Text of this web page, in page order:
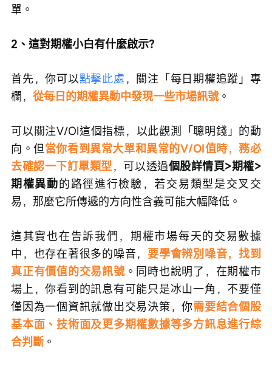
單。
2、這對期權小白有什麼啟示？
首先，你可以點擊此處 ，關注「每日期權追蹤」專
欄， 從每日的期權異動中發現一些市場訊號。
可以關注V/OI這個指標，以此觀測「聰明錢」的動
向。但當你看到異常大單和異常的V/OI值時，務必
去確認一下訂單類型，可以透過個股詳情頁>期權>
期權異動的路徑進行檢驗，若交易類型是交叉交
易，那麼它所傳遞的方向性含義可能大幅降低。
這其實也在告訴我們，期權市場每天的交易數據
中，也存在著很多的噪音， 要學會辨別噪音，找到
真正有價值的交易訊號。同時也說明了，在期權市
場上，你看到的訊息有可能只是冰山一角，不要僅
僅因為一個資訊就做出交易決策，你需要結合個股
基本面、技術面及更多期權數據等多方訊息進行綜
合判斷 。